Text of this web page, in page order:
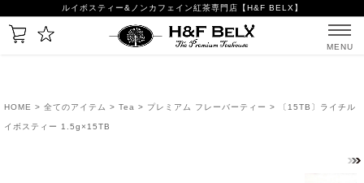
ルイボスティー&ノンカフェイン紅茶専門店【H&F BELX】
MENU
HOME > 全てのアイテム > Tea > プレミアム フレーバーティー > 〔15TB〕ライチル
イボスティー 1.5g×15TB